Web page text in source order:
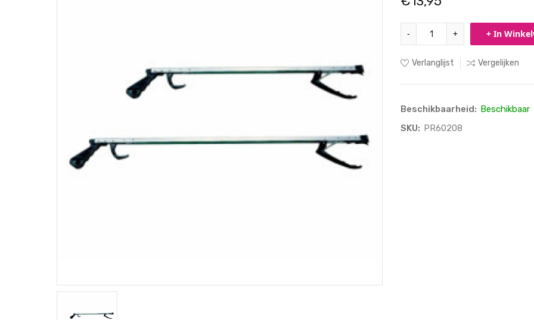
- + + In
Verlanglijst Vergelijken
Beschikbaarheid: Beschikbaar
SKU: PR60208